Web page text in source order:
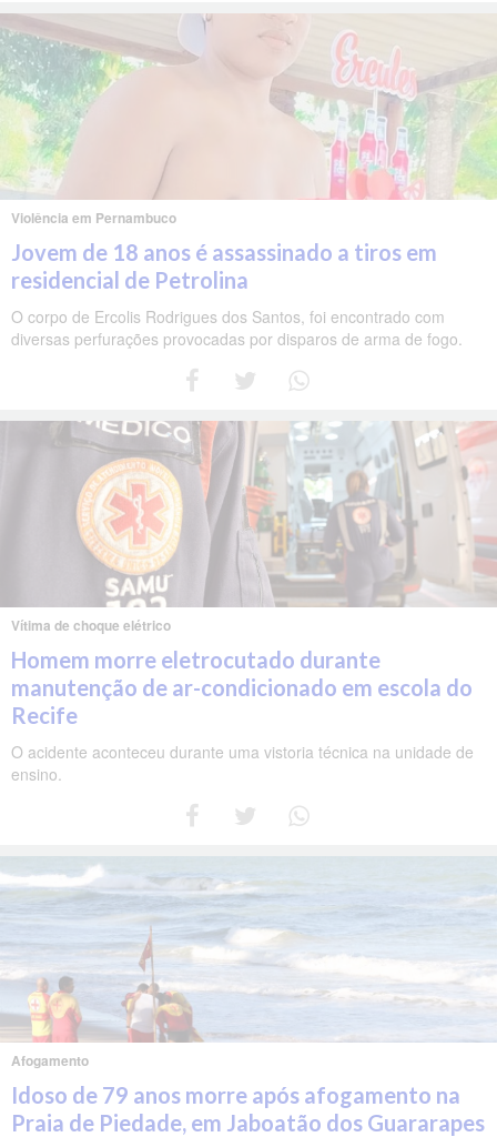
Violência em Pernambuco
Jovem de 18 anos é assassinado a tiros em
residencial de Petrolina
O corpo de Ercolis Rodrigues dos Santos, foi encontrado com
diversas perfurações provocadas por disparos de arma de fogo.
Vítima de choque elétrico
Homem morre eletrocutado durante
manutenção de ar-condicionado em escola do
Recife
O acidente aconteceu durante uma vistoria técnica na unidade de
ensino.
Afogamento
Idoso de 79 anos morre após afogamento na
Praia de Piedade, em Jaboatão dos Guararapes